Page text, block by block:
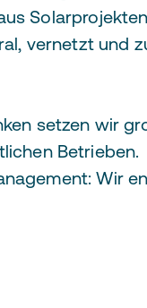
vernetzt und
setzen wir
Betrieben.
Wir